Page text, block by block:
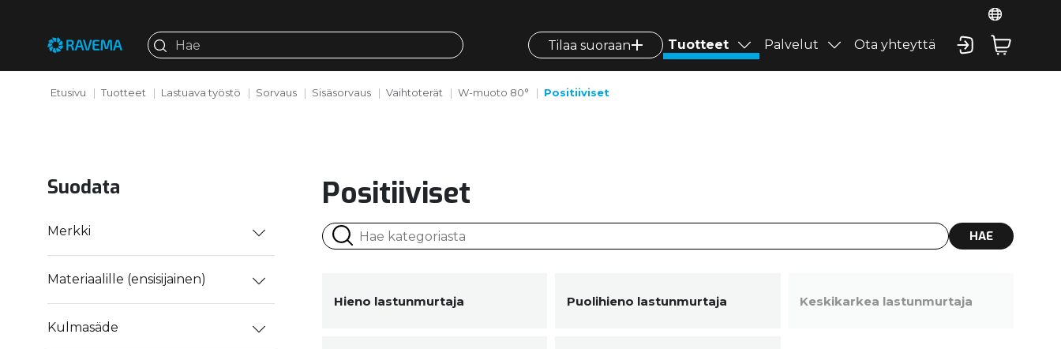
Tilaa suoraan Tuotteet Palvelut Ota yhteyttä
Etusivu Tuotteet Lastuava työstö Sorvaus Sisäsorvaus Vaihtoterät W-muoto 80° Positiiviset
Suodata
Merkki
Materiaalille (ensisijainen)
Kulmasäde
Positiiviset
HAE
Hieno lastunmurtaja Puolihieno lastunmurtaja Keskikarkea lastunmurtaja